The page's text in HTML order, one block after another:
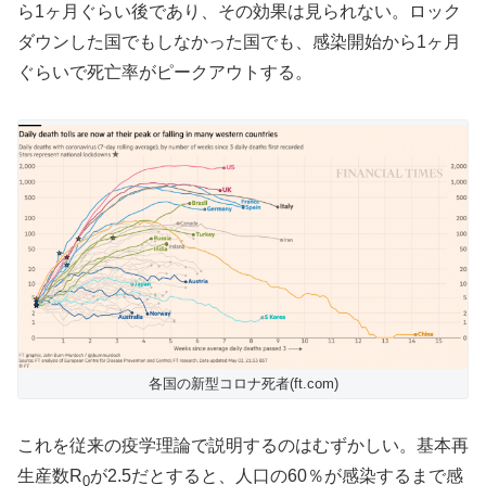
ら1ヶ月ぐらい後であり、その効果は見られない。ロック
ダウンした国でもしなかった国でも、感染開始から1ヶ月
ぐらいで死亡率がピークアウトする。
各国の新型コロナ死者(ft.com)
これを従来の疫学理論で説明するのはむずかしい。基本再
生産数R0が2.5だとすると、人口の60％が感染するまで感